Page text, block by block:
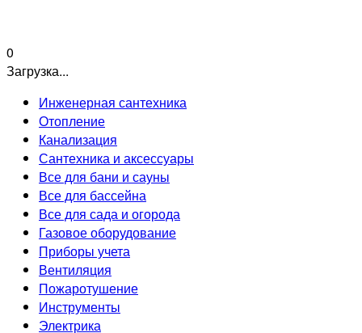
0
Загрузка...
Инженерная сантехника
Отопление
Канализация
Сантехника и аксессуары
Все для бани и сауны
Все для бассейна
Все для сада и огорода
Газовое оборудование
Приборы учета
Вентиляция
Пожаротушение
Инструменты
Электрика